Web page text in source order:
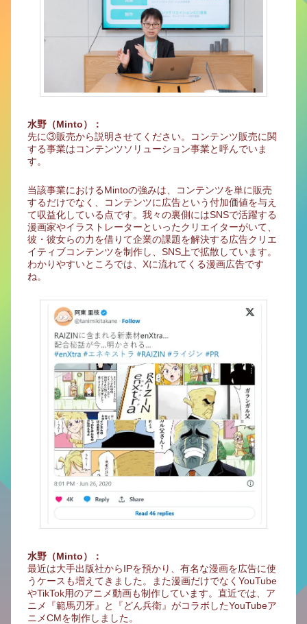
水野（Minto）：
先に③販売から説明させてください。コンテンツ販売に関
する事業はコンテンツソリューション事業と呼んでいま
す。
当該事業におけるMintoの強みは、コンテンツを単に販売
するだけでなく、コンテンツに広告という付加価値を与え
て収益化している点です。我々の裏側にはSNSで活躍する
漫画家やイラストレーターといったクリエイターがいて、
彼・彼女らの力を借りて企業の課題を解決する広告クリエ
イティブコンテンツを制作し、SNS上で拡散しています。
わかりやすいところでは、Xに流れてくる漫画広告です
ね。
水野（Minto）：
最近は大手出版社からIPを預かり、有名な漫画を広告に使
うケースも増えてきました。また漫画だけでなくYouTube
やTikTok用のアニメ動画も制作しています。直近では、ア
ニメ『範馬刃牙』と『どん兵衛』がコラボしたYouTubeア
ニメCMを制作しました。